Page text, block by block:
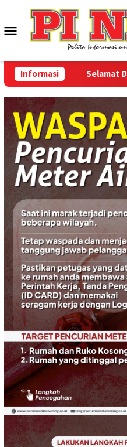
konten
Menu
Mobile
Informasi Selamat